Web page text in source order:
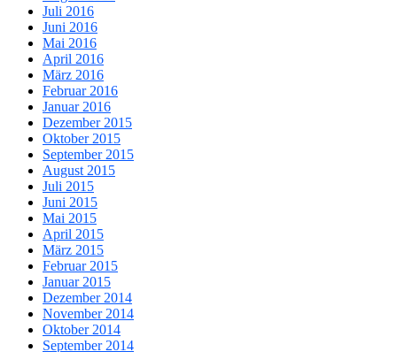
Juli 2016
Juni 2016
Mai 2016
April 2016
März 2016
Februar 2016
Januar 2016
Dezember 2015
Oktober 2015
September 2015
August 2015
Juli 2015
Juni 2015
Mai 2015
April 2015
März 2015
Februar 2015
Januar 2015
Dezember 2014
November 2014
Oktober 2014
September 2014